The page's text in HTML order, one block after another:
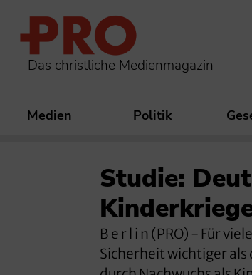
Das christliche Medienmagazin
Medien Politik
Studie:
B e r l i n (PRO) - Für
Sicherheit wichtiger als